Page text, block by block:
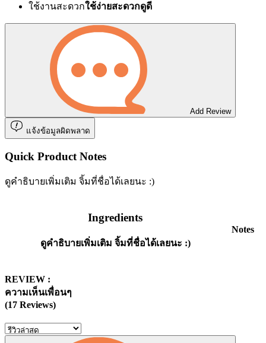
ใช้งานสะดวกใช้ง่ายสะดวกดูดี
Add Review
แจ้งข้อมูลผิดพลาด
Quick Product Notes
ดูคำธิบายเพิ่มเติม จิ้มที่ชื่อได้เลยนะ :)
Ingredients
ดูคำธิบายเพิ่มเติม จิ้มที่ชื่อได้เลยนะ :)
Notes
REVIEW :
ความเห็นเพื่อนๆ
(17 Reviews)